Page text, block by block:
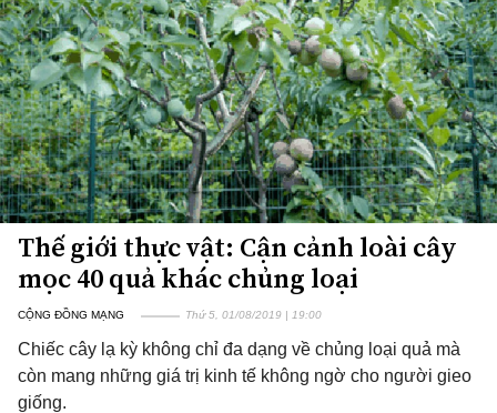
Thế giới thực vật: Cận cảnh loài cây
mọc 40 quả khác chủng loại
CỘNG ĐỒNG MẠNG Thứ 5, 01/08/2019 | 19:00
Chiếc cây lạ kỳ không chỉ đa dạng về chủng loại quả mà
còn mang những giá trị kinh tế không ngờ cho người gieo
giống.